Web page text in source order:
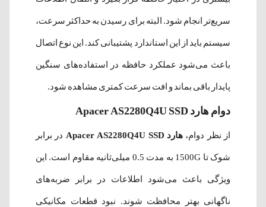
سریع‌تر انجام شود. البته برای رسیدن به حداکثر سرعت،
سیستم باید از این استاندارد پشتیبانی کند. این نوع اتصال
باعث می‌شود عملکرد حافظه در استفاده‌های سنگین
پایدار باقی بماند و افت سرعت کمتری مشاهده شود.
دوام هارد Apacer AS2280Q4U SSD
از نظر دوام،هارد Apacer AS2280Q4U SSD در برابر
شوک تا 1500G به مدت 0.5 میلی‌ثانیه مقاوم است. این
ویژگی باعث می‌شود اطلاعات در برابر ضربه‌های
ناگهانی بهتر محافظت شوند. نبود قطعات مکانیکی